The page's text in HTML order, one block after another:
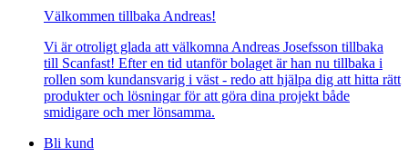
Välkommen tillbaka Andreas!
Vi är otroligt glada att välkomna Andreas Josefsson tillbaka
till Scanfast! Efter en tid utanför bolaget är han nu tillbaka i
rollen som kundansvarig i väst - redo att hjälpa dig att hitta rätt
produkter och lösningar för att göra dina projekt både
smidigare och mer lönsamma.
Bli kund